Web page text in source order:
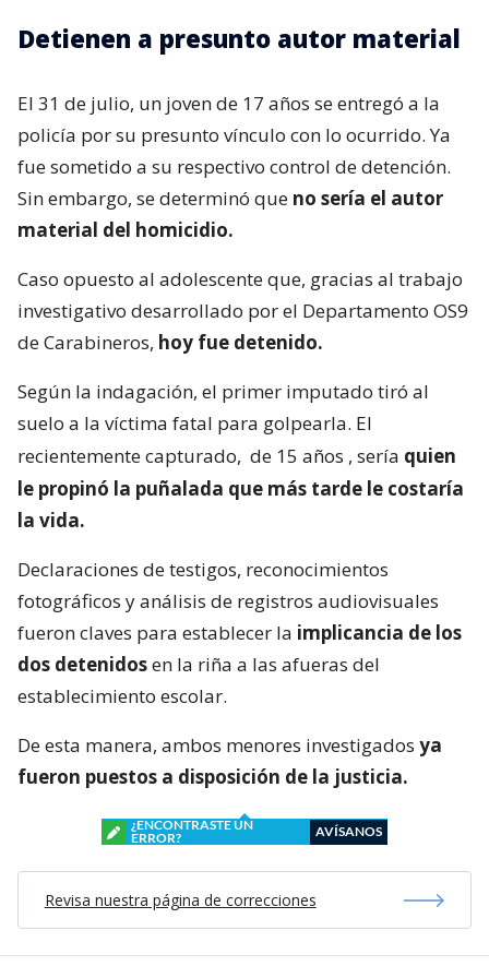
Detienen a presunto autor material
El 31 de julio, un joven de 17 años se entregó a la
policía por su presunto vínculo con lo ocurrido. Ya
fue sometido a su respectivo control de detención.
Sin embargo, se determinó que no sería el autor
material del homicidio.
Caso opuesto al adolescente que, gracias al trabajo
investigativo desarrollado por el Departamento OS9
de Carabineros, hoy fue detenido.
Según la indagación, el primer imputado tiró al
suelo a la víctima fatal para golpearla. El
recientemente capturado, de 15 años , sería quien
le propinó la puñalada que más tarde le costaría
la vida.
Declaraciones de testigos, reconocimientos
fotográficos y análisis de registros audiovisuales
fueron claves para establecer la implicancia de los
dos detenidosen la riña a las afueras del
establecimiento escolar.
De esta manera, ambos menores investigados ya
fueron puestos a disposición de la justicia.
¿ENCONTRASTE UN
ERROR?
AVÍSANOS
Revisa nuestra página de correcciones